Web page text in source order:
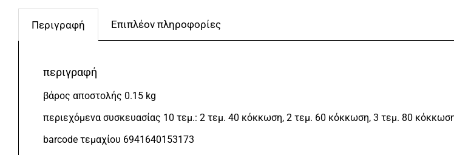
Περιγραφή Επιπλέον πληροφορίες
περιγραφή
βάρος αποστολής 0.15 kg
περιεχόμενα συσκευασίας 10 τεμ.: 2 τεμ. 40 κόκκωση, 2 τεμ. 60 κόκκωση, 3 τεμ. 80
barcode τεμαχίου 6941640153173